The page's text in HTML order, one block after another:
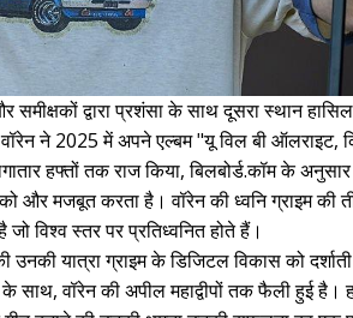
द्वारा प्रशंसा के साथ दूसरा स्थान
वॉरेन ने 2025 में अपने एल्बम "यू विल बी
हफ्तों तक राज किया, बिलबोर्ड.कॉम के
और मजबूत करता है। वॉरेन की ध्वनि ग्राइम की
विश्व स्तर पर प्रतिध्वनित होते हैं।
यात्रा ग्राइम के डिजिटल विकास को
वॉरेन की अपील महाद्वीपों तक फैली हुई है।